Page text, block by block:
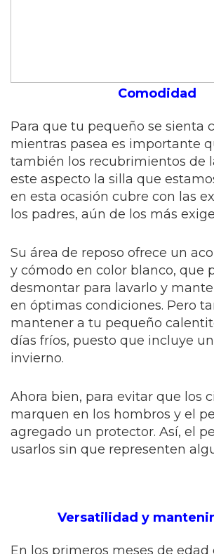
Comodidad
Para que tu pequeño se sienta
mientras pasea es importante
también los recubrimientos de
este aspecto la silla que
en esta ocasión cubre con las
los padres, aún de los más
Su área de reposo ofrece un
y cómodo en color blanco, que
desmontar para lavarlo y
en óptimas condiciones. Pero
mantener a tu pequeño
días fríos, puesto que incluye
invierno.
Ahora bien, para evitar que los
marquen en los hombros y el
agregado un protector. Así, el
usarlos sin que representen
Versatilidad y
En los primeros meses de edad